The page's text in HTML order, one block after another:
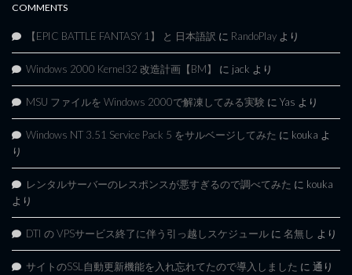
COMMENTS
【EPIC BATTLE FANTASY 1】 と 日本語訳 に RandoPlay より
Windows 2000 Kernel32 改造計画【BM】 に jack より
MSU ファイルを Windows 2000で解凍してみる実験 に Yas より
Windows NT 3.51 Service Pack 5 をサルベージしてみた に kouka よ
り
レンタルサーバーのレスポンスが悪すぎるので調べてみた に kouka
より
DTI の VPSサービス終了に伴う引っ越しスケジュール に 名無し より
サイトのSSL自動更新機能を入れ忘れてたので導入しました に 通り